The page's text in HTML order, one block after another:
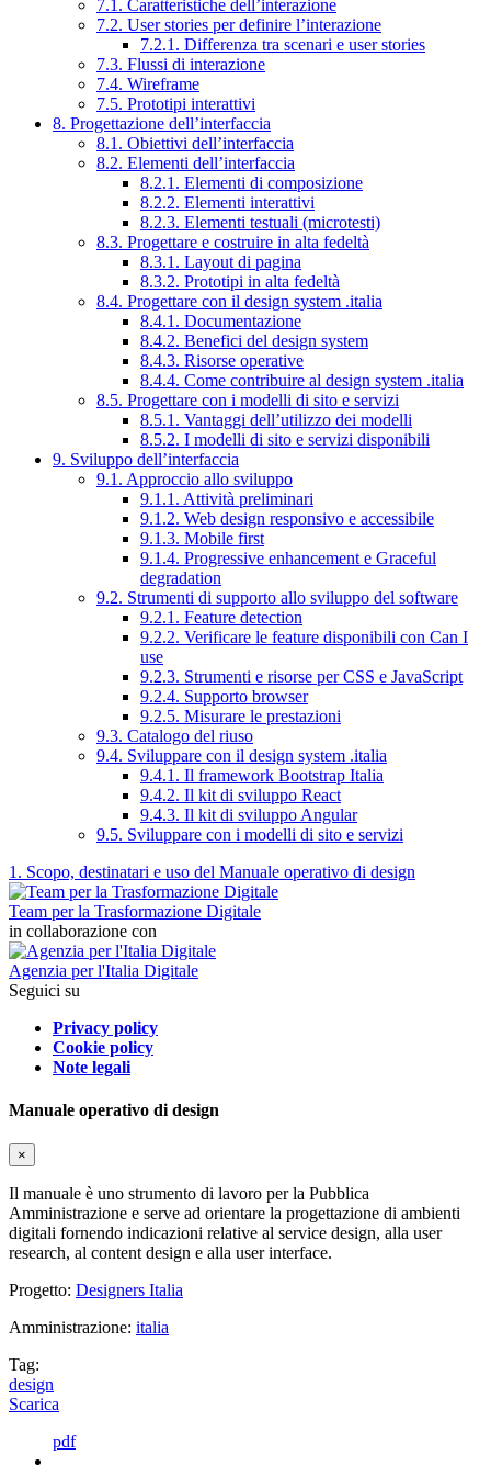
7.1. Caratteristiche dell’interazione
7.2. User stories per definire l’interazione
7.2.1. Differenza tra scenari e user stories
7.3. Flussi di interazione
7.4. Wireframe
7.5. Prototipi interattivi
8. Progettazione dell’interfaccia
8.1. Obiettivi dell’interfaccia
8.2. Elementi dell’interfaccia
8.2.1. Elementi di composizione
8.2.2. Elementi interattivi
8.2.3. Elementi testuali (microtesti)
8.3. Progettare e costruire in alta fedeltà
8.3.1. Layout di pagina
8.3.2. Prototipi in alta fedeltà
8.4. Progettare con il design system .italia
8.4.1. Documentazione
8.4.2. Benefici del design system
8.4.3. Risorse operative
8.4.4. Come contribuire al design system .italia
8.5. Progettare con i modelli di sito e servizi
8.5.1. Vantaggi dell’utilizzo dei modelli
8.5.2. I modelli di sito e servizi disponibili
9. Sviluppo dell’interfaccia
9.1. Approccio allo sviluppo
9.1.1. Attività preliminari
9.1.2. Web design responsivo e accessibile
9.1.3. Mobile first
9.1.4. Progressive enhancement e Graceful
degradation
9.2. Strumenti di supporto allo sviluppo del software
9.2.1. Feature detection
9.2.2. Verificare le feature disponibili con Can I
use
9.2.3. Strumenti e risorse per CSS e JavaScript
9.2.4. Supporto browser
9.2.5. Misurare le prestazioni
9.3. Catalogo del riuso
9.4. Sviluppare con il design system .italia
9.4.1. Il framework Bootstrap Italia
9.4.2. Il kit di sviluppo React
9.4.3. Il kit di sviluppo Angular
9.5. Sviluppare con i modelli di sito e servizi
1. Scopo, destinatari e uso del Manuale operativo di design
Team per la Trasformazione Digitale
in collaborazione con
Agenzia per l'Italia Digitale
Seguici su
Privacy policy
Cookie policy
Note legali
Manuale operativo di design
×
Il manuale è uno strumento di lavoro per la Pubblica
Amministrazione e serve ad orientare la progettazione di ambienti
digitali fornendo indicazioni relative al service design, alla user
research, al content design e alla user interface.
Progetto: Designers Italia
Amministrazione: italia
Tag:
design
Scarica
pdf